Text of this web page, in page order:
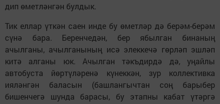
дип өметләнгән булдык.
Тик еллар үткән саен инде бу өметләр дә берәм-берәм
сүнә бара. Беренчедән, бер ябылган бинаның
ачылганы, ачылганының исә элеккечә гөрләп эшләп
китә алганы юк. Ачылган тәкъдирдә дә, уңайлы
автобуста йөртүләренә күнеккән, зур коллективка
ияләнгән баласын (башлангычтан соң барыбер
бишенчегә шунда барасы, бу этапны кабат үтәргә